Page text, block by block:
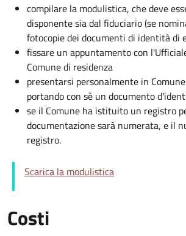
compilare la modulistica, che deve
disponente sia dal fiduciario (se
fotocopie dei documenti di identità di
fissare un appuntamento con
Comune di residenza
presentarsi personalmente in
portando con sè un documento
se il Comune ha istituito un registro
documentazione sarà numerata, e il
registro.
Scarica la modulistica
Costi